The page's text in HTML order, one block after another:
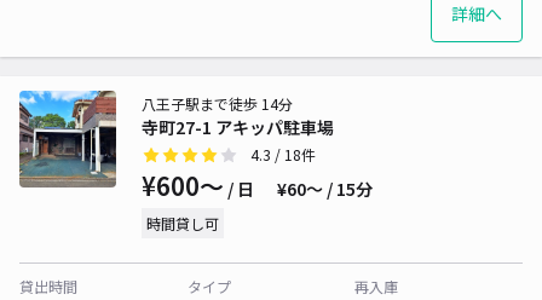
詳細へ
寺町27-1 アキッパ駐車場
八王子駅まで徒歩 14分
4.3 / 18件
¥600〜 / 日 ¥60〜 / 15分
時間貸し可
貸出時間
タイプ
再入庫